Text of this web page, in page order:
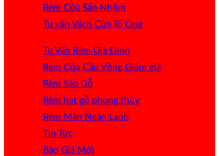
Rèm Cửa Sáo Nhôm
Tư vấn Vách Cửa Tổ Ong
Tư Vấn Rèm Gia Đình
Rèm Cửa Cầu Vồng
Rèm Sáo Gỗ
Rèm hạt gỗ phong thủy
Rèm Màn Ngăn Lạnh
Tin Tức
Báo Giá